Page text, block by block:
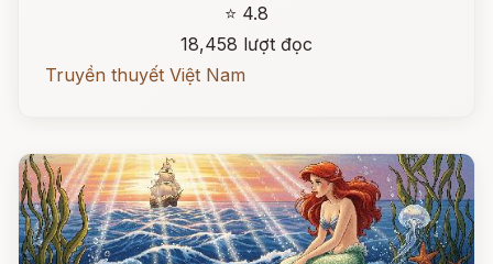
⭐ 4.8
18,458 lượt đọc
Truyền thuyết Việt Nam